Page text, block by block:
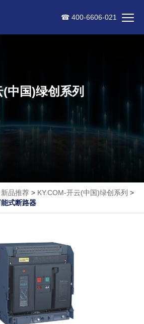
☎ 400-6606-021
中国)绿创系列
新品推荐 > KY.COM-开云(中国)绿创系列 >
式断路器